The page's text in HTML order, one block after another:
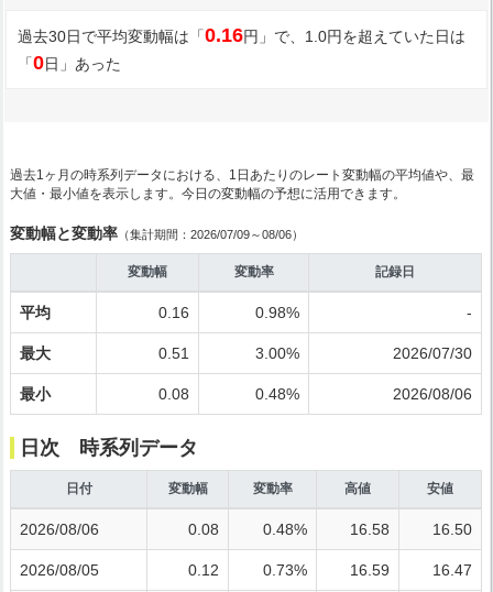
過去30日で平均変動幅は「0.16円」で、1.0円を超えていた日は
「0日」あった
過去1ヶ月の時系列データにおける、1日あたりのレート変動幅の平均値や、最
大値・最小値を表示します。今日の変動幅の予想に活用できます。
変動幅と変動率 （集計期間：2026/07/09～08/06）
変動幅 変動率 記録日
平均 0.16 0.98% -
最大 0.51 3.00% 2026/07/30
最小 0.08 0.48% 2026/08/06
日次 時系列データ
日付 変動幅 変動率 高値 安値
2026/08/06 0.08 0.48% 16.58 16.50
2026/08/05 0.12 0.73% 16.59 16.47